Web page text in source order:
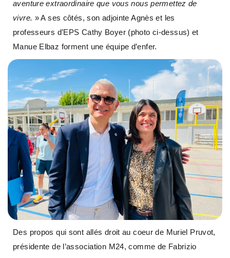
aventure extraordinaire que vous nous permettez de
vivre. » A ses côtés, son adjointe Agnès et les
professeurs d’EPS Cathy Boyer (photo ci-dessus) et
Manue Elbaz forment une équipe d’enfer.
Des propos qui sont allés droit au coeur de Muriel Pruvot,
présidente de l’association M24, comme de Fabrizio